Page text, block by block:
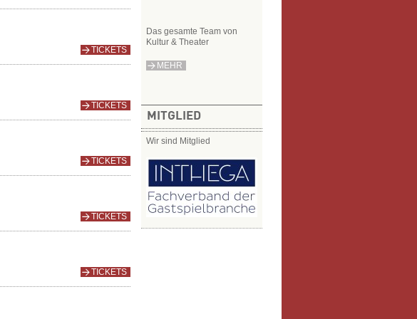
Das gesamte Team von
Kultur & Theater
MEHR
MITGLIED
Wir sind Mitglied
TICKETS
TICKETS
TICKETS
TICKETS
TICKETS